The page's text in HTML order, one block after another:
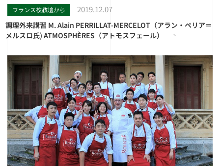
フランス校教壇から 2019.12.07
調理外来講習 M. Alain PERRILLAT-MERCELOT（アラン・ペリア＝
メルスロ氏) ATMOSPHÈRES（アトモスフェール）